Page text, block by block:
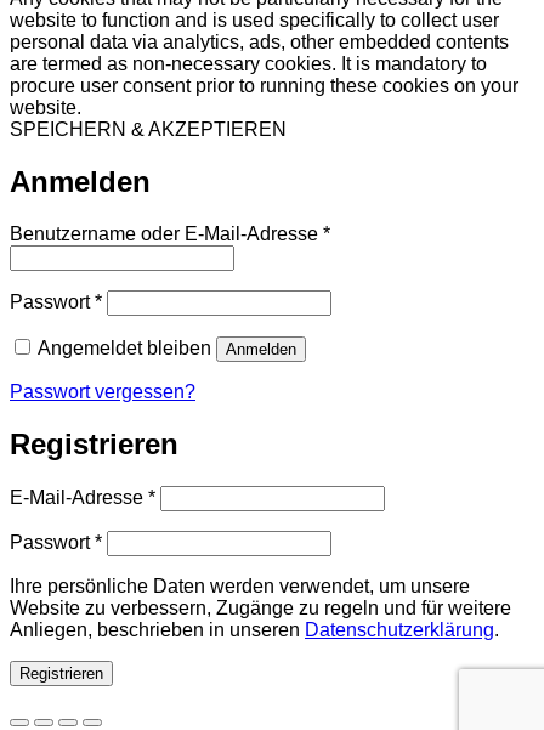
website to function and is used specifically to collect user
personal data via analytics, ads, other embedded contents
are termed as non-necessary cookies. It is mandatory to
procure user consent prior to running these cookies on your
website.
SPEICHERN & AKZEPTIEREN
Anmelden
Benutzername oder E-Mail-Adresse *Erforderlich
Passwort*Erforderlich
Angemeldet bleiben Anmelden
Passwort vergessen?
Registrieren
E-Mail-Adresse *Erforderlich
Passwort*Erforderlich
Ihre persönliche Daten werden verwendet, um unsere
Website zu verbessern, Zugänge zu regeln und für weitere
Anliegen, beschrieben in unseren Datenschutzerklärung.
Registrieren